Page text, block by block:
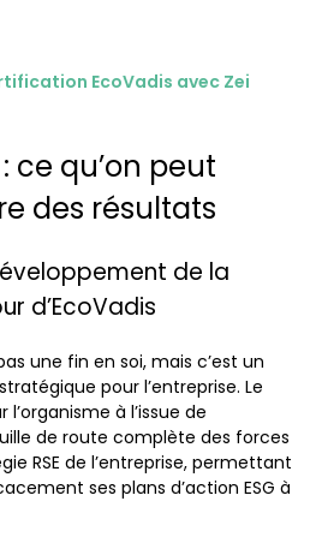
EcoVadis avec Zei
ce qu’on peut
des résultats
de la
d’EcoVadis
une fin en soi, mais c’est un
pour l’entreprise. Le
à l’issue de
de route complète des forces
RSE de l’entreprise, permettant
ses plans d’action ESG à